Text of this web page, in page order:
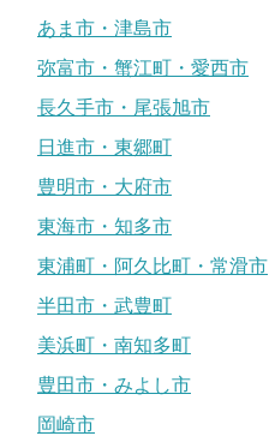
あま市・津島市
弥富市・蟹江町・愛西市
長久手市・尾張旭市
日進市・東郷町
豊明市・大府市
東海市・知多市
東浦町・阿久比町・常滑市
半田市・武豊町
美浜町・南知多町
豊田市・みよし市
岡崎市